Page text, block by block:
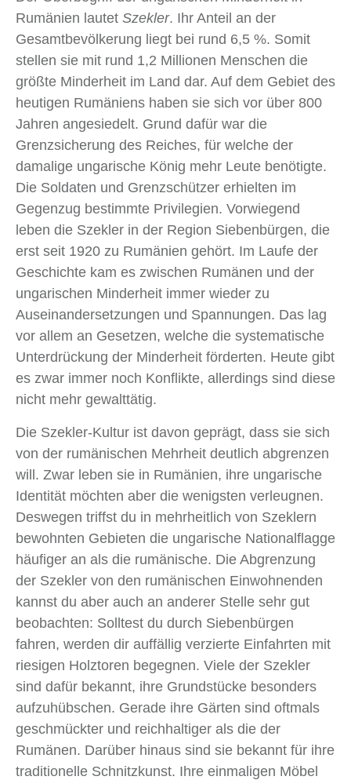
Rumänien lautet Szekler. Ihr Anteil an der
Gesamtbevölkerung liegt bei rund 6,5 %. Somit
stellen sie mit rund 1,2 Millionen Menschen die
größte Minderheit im Land dar. Auf dem Gebiet des
heutigen Rumäniens haben sie sich vor über 800
Jahren angesiedelt. Grund dafür war die
Grenzsicherung des Reiches, für welche der
damalige ungarische König mehr Leute benötigte.
Die Soldaten und Grenzschützer erhielten im
Gegenzug bestimmte Privilegien. Vorwiegend
leben die Szekler in der Region Siebenbürgen, die
erst seit 1920 zu Rumänien gehört. Im Laufe der
Geschichte kam es zwischen Rumänen und der
ungarischen Minderheit immer wieder zu
Auseinandersetzungen und Spannungen. Das lag
vor allem an Gesetzen, welche die systematische
Unterdrückung der Minderheit förderten. Heute gibt
es zwar immer noch Konflikte, allerdings sind diese
nicht mehr gewalttätig.
Die Szekler-Kultur ist davon geprägt, dass sie sich
von der rumänischen Mehrheit deutlich abgrenzen
will. Zwar leben sie in Rumänien, ihre ungarische
Identität möchten aber die wenigsten verleugnen.
Deswegen triffst du in mehrheitlich von Szeklern
bewohnten Gebieten die ungarische Nationalflagge
häufiger an als die rumänische. Die Abgrenzung
der Szekler von den rumänischen Einwohnenden
kannst du aber auch an anderer Stelle sehr gut
beobachten: Solltest du durch Siebenbürgen
fahren, werden dir auffällig verzierte Einfahrten mit
riesigen Holztoren begegnen. Viele der Szekler
sind dafür bekannt, ihre Grundstücke besonders
aufzuhübschen. Gerade ihre Gärten sind oftmals
geschmückter und reichhaltiger als die der
Rumänen. Darüber hinaus sind sie bekannt für ihre
traditionelle Schnitzkunst. Ihre einmaligen Möbel